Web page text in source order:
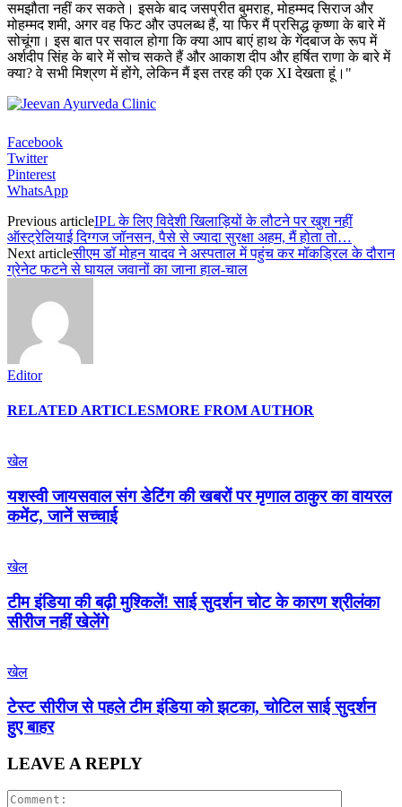
समझौता नहीं कर सकते। इसके बाद जसप्रीत बुमराह, मोहम्मद सिराज और
मोहम्मद शमी, अगर वह फिट और उपलब्ध हैं, या फिर मैं प्रसिद्ध कृष्णा के बारे में
सोचूंगा। इस बात पर सवाल होगा कि क्या आप बाएं हाथ के गेंदबाज के रूप में
अर्शदीप सिंह के बारे में सोच सकते हैं और आकाश दीप और हर्षित राणा के बारे में
क्या? वे सभी मिश्रण में होंगे, लेकिन मैं इस तरह की एक XI देखता हूं।"
Facebook
Twitter
Pinterest
WhatsApp
Previous articleIPL के लिए विदेशी खिलाड़ियों के लौटने पर खुश नहीं
ऑस्ट्रेलियाई दिग्गज जॉनसन, पैसे से ज्यादा सुरक्षा अहम, मैं होता तो…
Next articleसीएम डॉ मोहन यादव ने अस्पताल में पहुंच कर मॉकड्रिल के दौरान
ग्रेनेट फटने से घायल जवानों का जाना हाल-चाल
Editor
RELATED ARTICLESMORE FROM AUTHOR
खेल
यशस्वी जायसवाल संग डेटिंग की खबरों पर मृणाल ठाकुर का वायरल
कमेंट, जानें सच्चाई
खेल
टीम इंडिया की बढ़ी मुश्किलें! साई सुदर्शन चोट के कारण श्रीलंका
सीरीज नहीं खेलेंगे
खेल
टेस्ट सीरीज से पहले टीम इंडिया को झटका, चोटिल साई सुदर्शन
हुए बाहर
LEAVE A REPLY